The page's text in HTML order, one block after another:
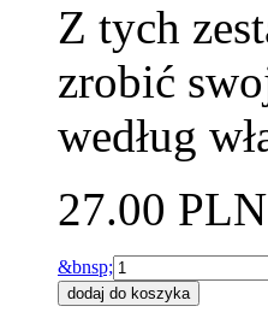
Z tych
zrobić
według
27.00 PLN
&bnsp;